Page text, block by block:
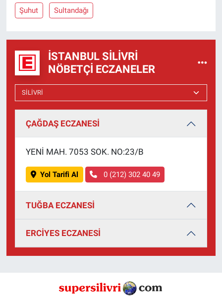
Şuhut Sultandağı
İSTANBUL SILIVRI
NÖBETÇI ECZANELER
ÇAĞDAŞ ECZANESİ
YENİ MAH. 7053 SOK. NO:23/B
Yol Tarifi Al 0 (212) 302 40 49
TUĞBA ECZANESİ
ERCİYES ECZANESİ